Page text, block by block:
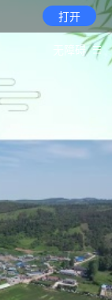
打开
无障碍